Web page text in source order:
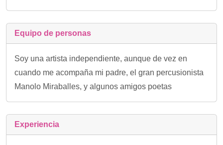
Equipo de personas
Soy una artista independiente, aunque de vez en
cuando me acompaña mi padre, el gran percusionista
Manolo Miraballes, y algunos amigos poetas
Experiencia